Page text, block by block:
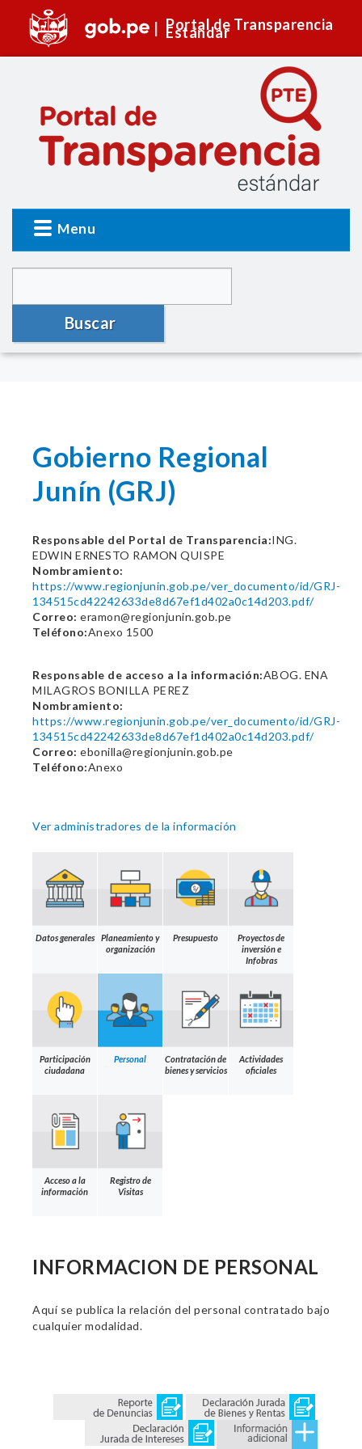
Portal de Transparencia
Estándar
Menu
Buscar
Gobierno Regional
Junín (GRJ)
Responsable del Portal de Transparencia:ING.
EDWIN ERNESTO RAMON QUISPE
Nombramiento:
https://www.regionjunin.gob.pe/ver_documento/id/GRJ-
134515cd42242633de8d67ef1d402a0c14d203.pdf/
Correo: eramon@regionjunin.gob.pe
Teléfono:Anexo 1500
Responsable de acceso a la información:ABOG. ENA
MILAGROS BONILLA PEREZ
Nombramiento:
https://www.regionjunin.gob.pe/ver_documento/id/GRJ-
134515cd42242633de8d67ef1d402a0c14d203.pdf/
Correo: ebonilla@regionjunin.gob.pe
Teléfono:Anexo
Ver administradores de la información
Datos generales
Planeamiento y
organización
Presupuesto
Proyectos de
inversión e
Infobras
Participación
ciudadana
Personal
Contratación de
bienes y servicios
Actividades
oficiales
Acceso a la
información
Registro de
Visitas
INFORMACION DE PERSONAL
Aquí se publica la relación del personal contratado bajo
cualquier modalidad.